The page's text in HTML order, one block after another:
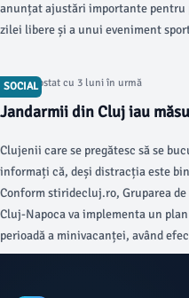
anunțat ajustări importante pentru
zilei libere și a unui eveniment
SOCIAL
Articol postat cu 3 luni în urmă
Jandarmii din Cluj iau
Clujenii care se pregătesc să se
informați că, deși distracția este
Conform stiridecluj.ro, Gruparea
Cluj-Napoca va implementa un
perioadă a minivacanței, având